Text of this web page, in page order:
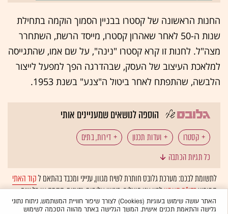
החנות הראשונה של קסטרו בבניין הסמוך הוקמה בתחילת
שנות ה-50 לאחר שאהרון קסטרו, מייסד הרשת, השתחרר
מצה"ל. לחנות זו קרא קסטרו "נינה", על שם אמו, שהתגייסה
למלאכת העיצוב של העסק, שבהדרגה הפך למפעל לייצור
הלבשה, שהתפתח לאחר ביטול ה"צנע" בשנת 1953.
הוספה לנושאים שמעניינים אותי
קסטרו ועדות תכנון
דירות, בתים
כל תגיות הכתבה
לתשומת לבכם: מערכת גלובס חותרת לשיח מגוון, ענייני ומכבד בהתאם לקוד האתי
המופיעבדו"ח האמוןלפיו אנו פועלים. ביטויי אלימות, גזענות, הסתה או כל שיח
בלתי הולם אחר מסוננים בצורהאוטומטיתולא יפורסמו באתר.
האתר עושה שימוש בעוגיות (Cookies) לצורך שיפור חוויית המשתמש, ניתוח נתוני
גלישה והתאמת תכנים אישית. המשך הגלישה באתר מהווה הסכמה לשימוש